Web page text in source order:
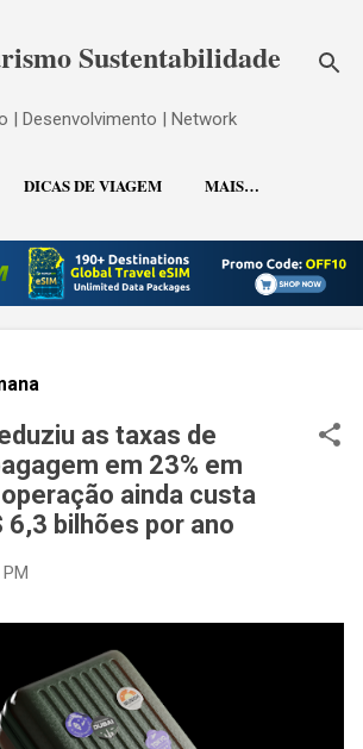
Sustentabilidade
| Desenvolvimento | Network
DICAS DE VIAGEM MAIS…
CONTATO
as taxas de
em 23% em
ainda custa
6,3 bilhões por ano